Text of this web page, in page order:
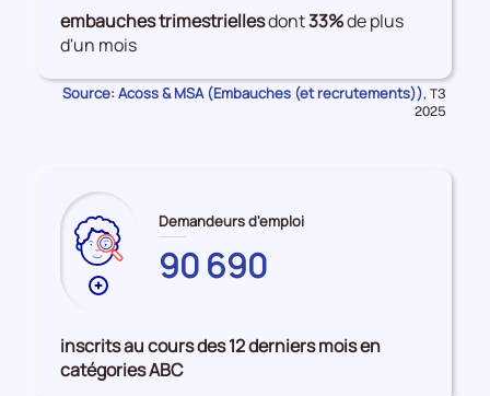
données
sur
les
Embauches
embauches trimestriellesdont33%de plus
d'un mois
Source: Acoss & MSA (Embauches (et recrutements)), Données
pour
T3
2025
Plus
données
sur
les
Demandeurs d'emploi
90 690
inscrits au cours des 12 derniers mois en
catégories ABC